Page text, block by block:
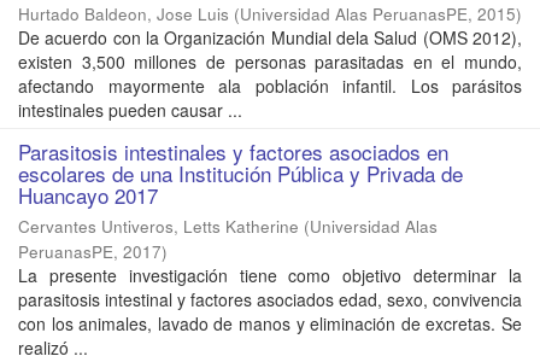
Hurtado Baldeon, Jose Luis (Universidad Alas PeruanasPE, 2015)
De acuerdo con la Organización Mundial dela Salud (OMS 2012),
existen 3,500 millones de personas parasitadas en el mundo,
afectando mayormente ala población infantil. Los parásitos
intestinales pueden causar ...
Parasitosis intestinales y factores asociados en
escolares de una Institución Pública y Privada de
Huancayo 2017
Cervantes Untiveros, Letts Katherine (Universidad Alas
PeruanasPE, 2017)
La presente investigación tiene como objetivo determinar la
parasitosis intestinal y factores asociados edad, sexo, convivencia
con los animales, lavado de manos y eliminación de excretas. Se
realizó ...